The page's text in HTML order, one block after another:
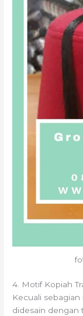
4. Motif Kopiah
Kecuali
didesain dengan